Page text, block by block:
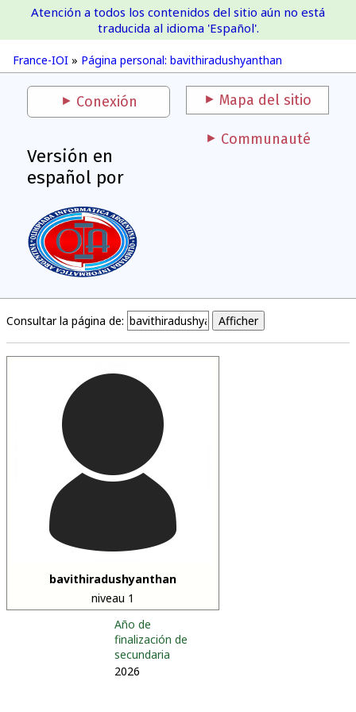
France-IOI
France-IOI » Página personal: bavithiradushyanthan
Atención a todos los contenidos del sitio aún no está
traducida al idioma 'Español'.
Conexión Mapa del sitio
Versión en
español por
Communauté
Consultar la página de:
bavithiradushyanthan
niveau 1
Año de
finalización de
secundaria
2026